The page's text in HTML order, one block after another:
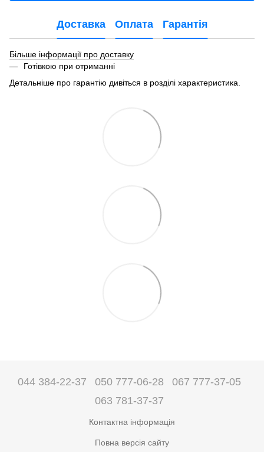
Доставка Оплата Гарантія
Більше інформації про доставку
Готівкою при отриманні
Детальніше про гарантію дивіться в розділі характеристика.
044 384-22-37 050 777-06-28
067 777-37-05
063 781-37-37
Контактна інформація
Повна версія сайту